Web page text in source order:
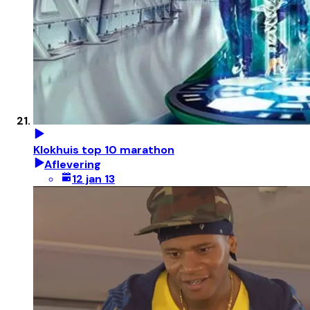
Klokhuis top 10 marathon
Aflevering
12 jan 13